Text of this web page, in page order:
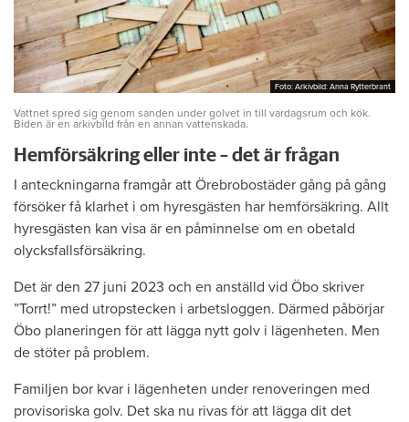
Foto: Arkivbild: Anna Rytterbrant
Foto: Arkivbild: Anna Rytterbrant
Vattnet spred sig genom sanden under golvet in till vardagsrum och kök.
Biden är en arkivbild från en annan vattenskada.
Hemförsäkring eller inte – det är frågan
I anteckningarna framgår att Örebrobostäder gång på gång
försöker få klarhet i om hyresgästen har hemförsäkring. Allt
hyresgästen kan visa är en påminnelse om en obetald
olycksfallsförsäkring.
Det är den 27 juni 2023 och en anställd vid Öbo skriver
”Torrt!” med utropstecken i arbetsloggen. Därmed påbörjar
Öbo planeringen för att lägga nytt golv i lägenheten. Men
de stöter på problem.
Familjen bor kvar i lägenheten under renoveringen med
provisoriska golv. Det ska nu rivas för att lägga dit det